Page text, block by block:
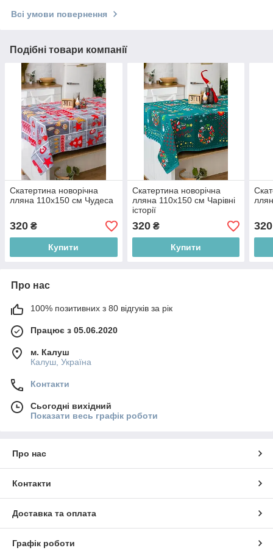
Всі умови повернення
Подібні товари компанії
Скатертина новорічна
лляна 110х150 см Чудеса
320 ₴
Купити
Скатертина новорічна
лляна 110х150 см Чарівні
історії
320₴
Купити
320
Про нас
100% позитивних з 80 відгуків за рік
Працює з 05.06.2020
м. Калуш
Калуш, Україна
Контакти
Сьогодні вихідний
Показати весь графік роботи
Про нас
Контакти
Доставка та оплата
Графік роботи